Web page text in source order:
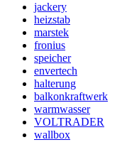
jackery
heizstab
marstek
fronius
speicher
envertech
halterung
balkonkraftwerk
warmwasser
VOLTRADER
wallbox